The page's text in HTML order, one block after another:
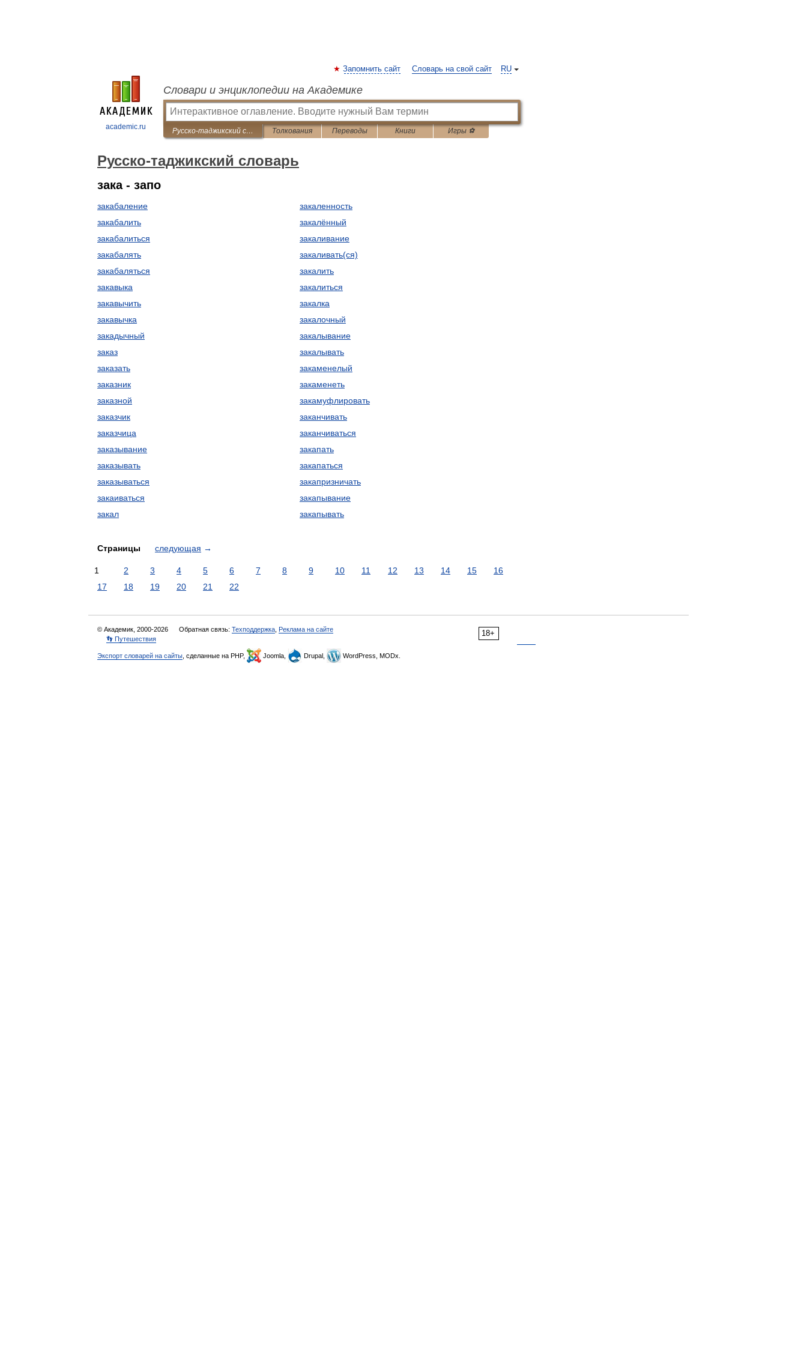
academic.ru
RU
Запомнить сайт Словарь на свой сайт
Словари и энциклопедии на Академике
Русско-таджикский словарь Толкования Переводы Книги Игры ⚽
Русско-таджикский словарь
зака - запо
закабаление
закабалить
закабалиться
закабалять
закабаляться
закавыка
закавычить
закавычка
закадычный
заказ
заказать
заказник
заказной
заказчик
заказчица
заказывание
заказывать
заказываться
закаиваться
закал
закаленность
закалённый
закаливание
закаливать(ся)
закалить
закалиться
закалка
закалочный
закалывание
закалывать
закаменелый
закаменеть
закамуфлировать
заканчивать
заканчиваться
закапать
закапаться
закапризничать
закапывание
закапывать
Страницы следующая →
1 2 3 4 5 6 7 8 9 10 11 12 13 14 15
16
17
18 19 20 21 22
18+
© Академик, 2000-2026 Обратная связь: Техподдержка Реклама на сайте
👣 Путешествия
Экспорт словарей на сайты , сделанные на PHP, Joomla, Drupal, WordPress, MODx.